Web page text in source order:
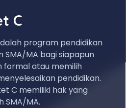
C
program pendidikan
MA bagi siapapun
formal atau memilih
pendidikan.
C memiliki hak yang
SMA/MA.